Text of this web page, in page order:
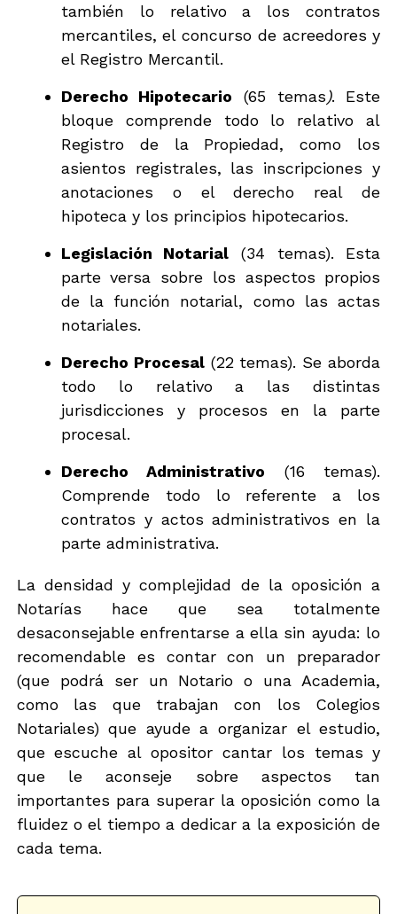
también lo relativo a los contratos
mercantiles, el concurso de acreedores y
el Registro Mercantil.
Derecho Hipotecario (65 temas). Este
bloque comprende todo lo relativo al
Registro de la Propiedad, como los
asientos registrales, las inscripciones y
anotaciones o el derecho real de
hipoteca y los principios hipotecarios.
Legislación Notarial (34 temas). Esta
parte versa sobre los aspectos propios
de la función notarial, como las actas
notariales.
Derecho Procesal(22 temas). Se aborda
todo lo relativo a las distintas
jurisdicciones y procesos en la parte
procesal.
Derecho Administrativo (16 temas).
Comprende todo lo referente a los
contratos y actos administrativos en la
parte administrativa.
La densidad y complejidad de la oposición a
Notarías hace que sea totalmente
desaconsejable enfrentarse a ella sin ayuda: lo
recomendable es contar con un preparador
(que podrá ser un Notario o una Academia,
como las que trabajan con los Colegios
Notariales) que ayude a organizar el estudio,
que escuche al opositor cantar los temas y
que le aconseje sobre aspectos tan
importantes para superar la oposición como la
fluidez o el tiempo a dedicar a la exposición de
cada tema.